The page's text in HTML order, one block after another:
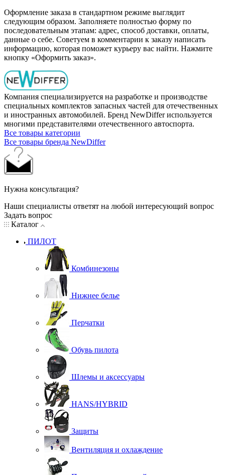
Оформление заказа в стандартном режиме выглядит
следующим образом. Заполняете полностью форму по
последовательным этапам: адрес, способ доставки, оплаты,
данные о себе. Советуем в комментарии к заказу написать
информацию, которая поможет курьеру вас найти. Нажмите
кнопку «Оформить заказ».
Компания специализируется на разработке и производстве
специальных комплектов запасных частей для отечественных
и иностранных автомобилей. Бренд NewDiffer используется
многими представителями отечественного автоспорта.
Все товары категории
Все товары бренда NewDiffer
Нужна консультация?
Наши специалисты ответят на любой интересующий вопрос
Задать вопрос
Каталог
ПИЛОТ
Комбинезоны
Нижнее белье
Перчатки
Обувь пилота
Шлемы и аксессуары
HANS/HYBRID
Защиты
Вентиляция и охлаждение